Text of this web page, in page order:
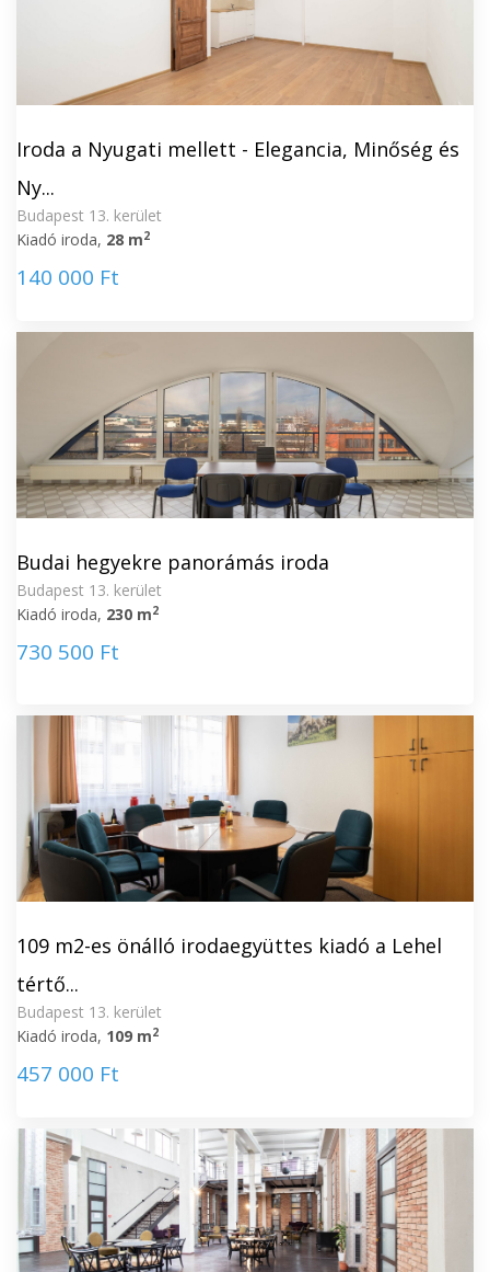
Iroda a Nyugati mellett - Elegancia, Minőség és
Ny...
Budapest 13. kerület
Kiadó iroda, 28 m2
140 000 Ft
Budai hegyekre panorámás iroda
Budapest 13. kerület
Kiadó iroda, 230 m2
730 500 Ft
109 m2-es önálló irodaegyüttes kiadó a Lehel
tértő...
Budapest 13. kerület
Kiadó iroda, 109 m2
457 000 Ft